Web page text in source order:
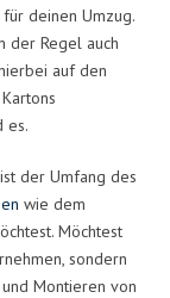
deinen Umzug.
der Regel auch
auf den
es.
der Umfang des
wie dem
Möchtest
sondern
Montieren von